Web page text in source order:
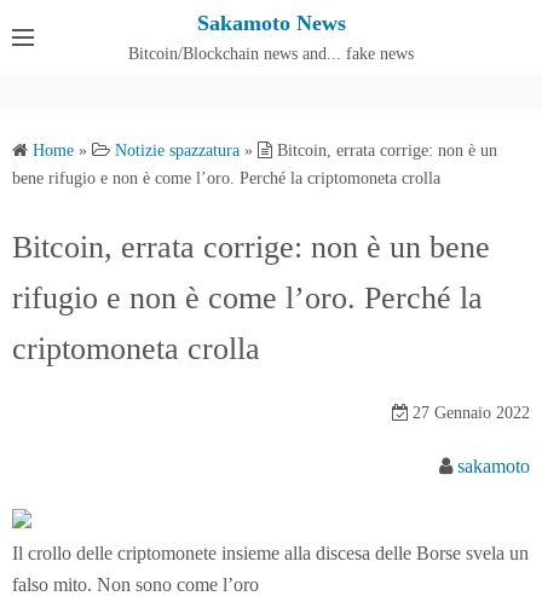
Sakamoto News
Bitcoin/Blockchain news and... fake news
Home » Notizie spazzatura »
Bitcoin, errata corrige: non è un
bene rifugio e non è come l’oro. Perché la criptomoneta crolla
Bitcoin, errata corrige: non è un bene
rifugio e non è come l’oro. Perché la
criptomoneta crolla
27 Gennaio 2022
sakamoto
Il crollo delle criptomonete insieme alla discesa delle Borse svela un
falso mito. Non sono come l’oro